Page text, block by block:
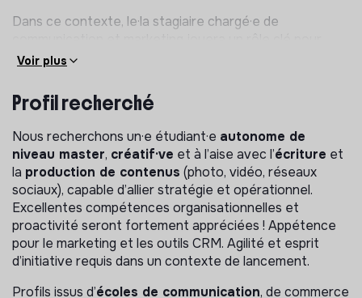
Dans ce contexte, le·la stagiaire chargé·e de
raconter l’histoire de Caracol, valoriser ses projets,
développement national. Il/elle contribuera activement
à la stratégie d’une première campagne grand public
d’appel aux dons.
Le poste conjugue réflexion stratégique et production
opérationnelle de contenus, avec une forte immersion
dans l’écosystème logement/urbanisme/innovation
sociale.
Basé à Paris, il pourra impliquer également des
déplacements ponctuels dans les antennes et les
Voir plus
Profil recherché
Nous recherchons un·e étudiant·e autonome de
niveau master, créatif·ve et à l’aise avec l’écriture et
la production de contenus (photo, vidéo, réseaux
sociaux), capable d’allier stratégie et opérationnel.
Excellentes compétences organisationnelles et
proactivité seront fortement appréciées ! Appétence
pour le marketing et les outils CRM. Agilité et esprit
d’initiative requis dans un contexte de lancement.
Profils issus d’écoles de communication, de commerce